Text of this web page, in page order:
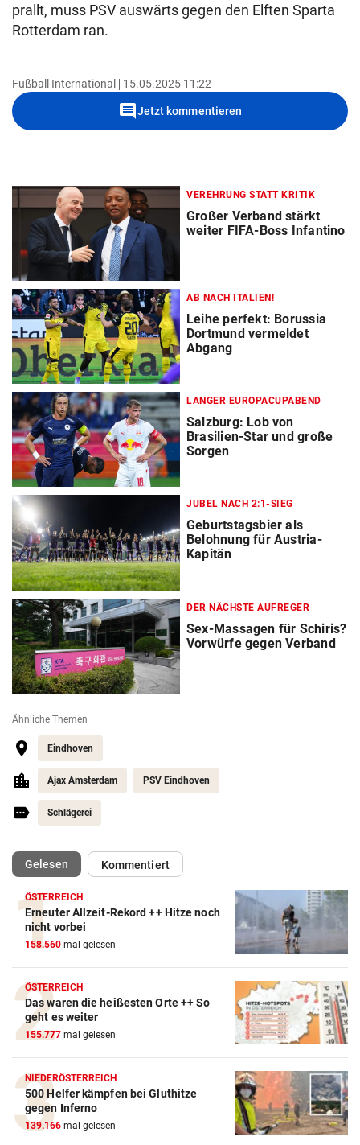
prallt, muss PSV auswärts gegen den Elften Sparta
Rotterdam ran.
Fußball International 15.05.2025 11:22
commentJetzt kommentieren
VEREHRUNG STATT KRITIK
Großer Verband stärkt
weiter FIFA-Boss Infantino
AB NACH ITALIEN!
Leihe perfekt: Borussia
Dortmund vermeldet
Abgang
LANGER EUROPACUPABEND
Salzburg: Lob von
Brasilien-Star und große
Sorgen
JUBEL NACH 2:1-SIEG
Geburtstagsbier als
Belohnung für Austria-
Kapitän
DER NÄCHSTE AUFREGER
Sex-Massagen für Schiris?
Vorwürfe gegen Verband
Ähnliche Themen
Eindhoven
Ajax Amsterdam PSV Eindhoven
Schlägerei
Gelesen(ausgewählt)Kommentiert
ÖSTERREICH
Erneuter Allzeit-Rekord ++ Hitze noch
nicht vorbei
158.560 mal gelesen
ÖSTERREICH
Das waren die heißesten Orte ++ So
geht es weiter
155.777 mal gelesen
NIEDERÖSTERREICH
500 Helfer kämpfen bei Gluthitze
gegen Inferno
139.166 mal gelesen
Action-Cam Vergleich
ZUM VERGLEICH
Crosstrainer Vergleich
ZUM VERGLEICH
E-Bike Vergleich
ZUM VERGLEICH
Elektro-Scooter Vergleich
ZUM VERGLEICH